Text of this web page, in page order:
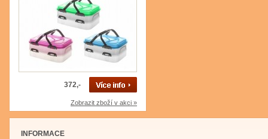
372,-
Zobrazit zboží v akci »
INFORMACE